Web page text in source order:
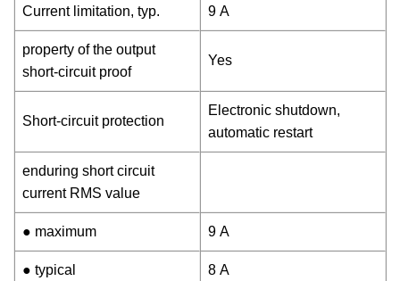
Current limitation, typ. 9 A
property of the output
short-circuit proof
Yes
Short-circuit protection
Electronic shutdown,
automatic restart
enduring short circuit
current RMS value
● maximum 9 A
● typical 8 A